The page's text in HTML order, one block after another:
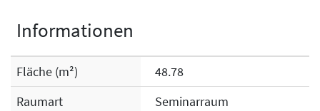
Informationen
Fläche (m²)
48.78
Raumart
Seminarraum